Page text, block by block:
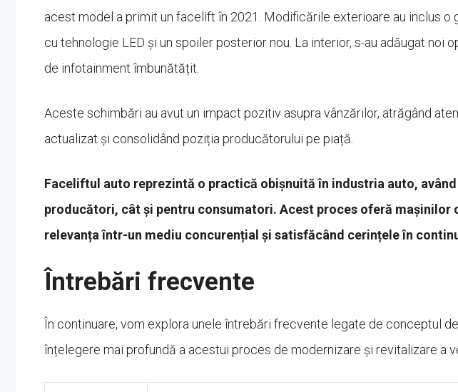
acest model a primit un facelift în 2021. Modificările exterioare au inclus o
cu tehnologie LED și un spoiler posterior nou. La interior, s-au adăugat noi
de infotainment îmbunătățit.
Aceste schimbări au avut un impact pozitiv asupra vânzărilor, atrăgând
actualizat și consolidând poziția producătorului pe piață.
Faceliftul auto reprezintă o practică obișnuită în industria auto,
producători, cât și pentru consumatori. Acest proces oferă mașinilor
relevanța într-un mediu concurențial și satisfăcând cerințele în
Întrebări frecvente
În continuare, vom explora unele întrebări frecvente legate de conceptul
înțelegere mai profundă a acestui proces de modernizare și revitalizare a